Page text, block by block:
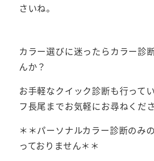
さいね。
カラー選びに迷ったらカラー診
んか？
お手軽なクイック診断も行って
フ長尾までお気軽にお尋ねくださ
＊＊パーソナルカラー診断のみ
っておりません＊＊